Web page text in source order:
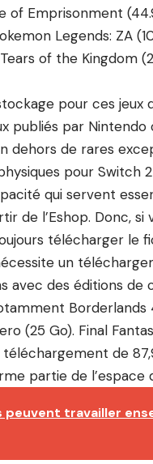
of Emprisonment
Legends: ZA
of the Kingdom
pour ces jeux
publiés par
dehors de rares
pour Switch
qui servent
de l’Eshop. Donc, si
télécharger le
un
avec des éditions de
Borderlands
(25 Go). Final
de
partie de l’espace
peuvent travailler